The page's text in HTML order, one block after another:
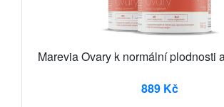
Marevia Ovary k normální plodnosti
889 Kč